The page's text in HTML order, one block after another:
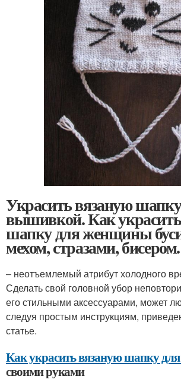
Украсить вязаную шапку
вышивкой. Как
шапку для женщины
мехом, стразами,
– неотъемлемый атрибут холодного
Сделать свой головной убор
его стильными аксессуарами, может
следуя простым инструкциям,
статье.
Как украсить вязаную шапку
своими руками